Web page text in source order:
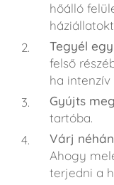
hőálló
Tegyél
felső
ha intenzív
Gyújts
tartóba.
Várj
Ahogy
terjedni a